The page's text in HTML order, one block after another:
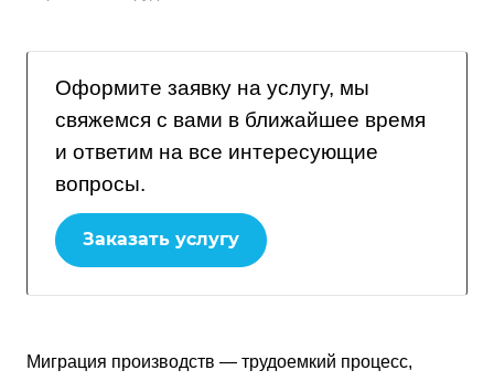
Оформите заявку на услугу, мы
свяжемся с вами в ближайшее время
и ответим на все интересующие
вопросы.
Заказать услугу
Миграция производств — трудоемкий процесс,